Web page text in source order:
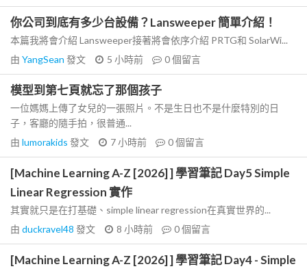
你公司到底有多少台設備？Lansweeper 簡單介紹！
本篇我將會介紹 Lansweeper接著將會依序介紹 PRTG和 SolarWi...
由 YangSean 發文 5 小時前 0個留言
模型到第七頁就忘了那個孩子
一位媽媽上傳了女兒的一張照片。不是生日也不是什麼特別的日
子，客廳的隨手拍，很普通...
由 lumorakids 發文 7 小時前 0個留言
[Machine Learning A-Z [2026] ] 學習筆記 Day5 Simple
Linear Regression 實作
其實就只是在打基礎、simple linear regression在真實世界的...
由 duckravel48 發文 8 小時前 0個留言
[Machine Learning A-Z [2026] ] 學習筆記 Day4 - Simple